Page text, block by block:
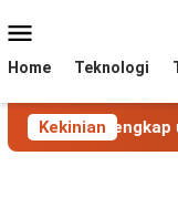
to
Menu
Home Teknologi
Kekinian
Lengkap untuk